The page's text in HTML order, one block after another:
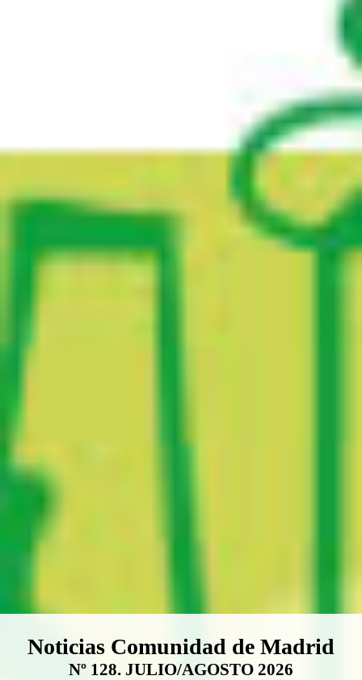
Boletín Noticias Comunidad de
Noticias Comunidad de Madrid
Nº 128. JULIO/AGOSTO 2026